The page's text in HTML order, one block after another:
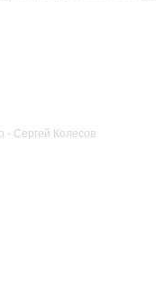
- Сергей Колесов